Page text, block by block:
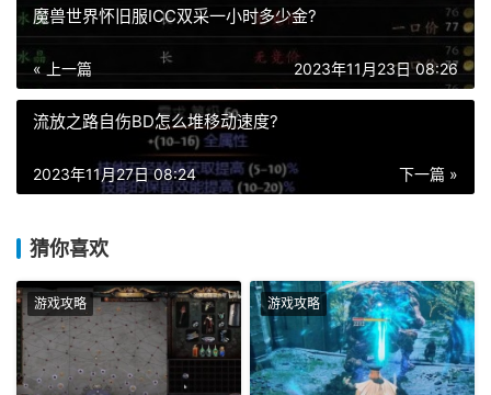
魔兽世界怀旧服ICC双采一小时多少金?
« 上一篇 2023年11月23日 08:26
流放之路自伤BD怎么堆移动速度?
下一篇 »
2023年11月27日 08:24
猜你喜欢
游戏攻略 游戏攻略